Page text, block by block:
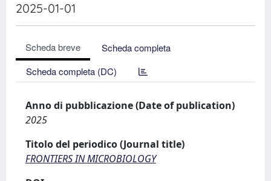
2025-01-01
Scheda breve
Scheda completa
Scheda completa (DC)
Anno di pubblicazione (Date of publication)
2025
Titolo del periodico (Journal title)
FRONTIERS IN MICROBIOLOGY